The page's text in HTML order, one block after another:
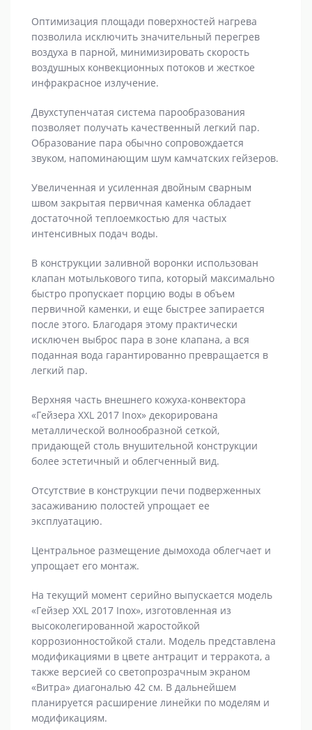
Оптимизация площади поверхностей нагрева
позволила исключить значительный перегрев
воздуха в парной, минимизировать скорость
воздушных конвекционных потоков и жесткое
инфракрасное излучение.
Двухступенчатая система парообразования
позволяет получать качественный легкий пар.
Образование пара обычно сопровождается
звуком, напоминающим шум камчатских гейзеров.
Увеличенная и усиленная двойным сварным
швом закрытая первичная каменка обладает
достаточной теплоемкостью для частых
интенсивных подач воды.
В конструкции заливной воронки использован
клапан мотылькового типа, который максимально
быстро пропускает порцию воды в объем
первичной каменки, и еще быстрее запирается
после этого. Благодаря этому практически
исключен выброс пара в зоне клапана, а вся
поданная вода гарантированно превращается в
легкий пар.
Верхняя часть внешнего кожуха-конвектора
«Гейзера XXL 2017 Inox» декорирована
металлической волнообразной сеткой,
придающей столь внушительной конструкции
более эстетичный и облегченный вид.
Отсутствие в конструкции печи подверженных
засаживанию полостей упрощает ее
эксплуатацию.
Центральное размещение дымохода облегчает и
упрощает его монтаж.
На текущий момент серийно выпускается модель
«Гейзер XXL 2017 Inox», изготовленная из
высоколегированной жаростойкой
коррозионностойкой стали. Модель представлена
модификациями в цвете антрацит и терракота, а
также версией со светопрозрачным экраном
«Витра» диагональю 42 см. В дальнейшем
планируется расширение линейки по моделям и
модификациям.